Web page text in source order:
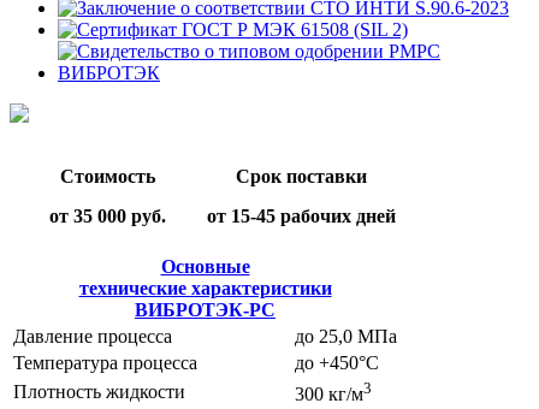
Стоимость
Срок поставки
от 35 000 руб.
от 15-45 рабочих дней
Основные
технические характеристики
ВИБРОТЭК-РС
Давление процесса
до 25,0 МПа
Температура процесса
до +450°С
Плотность жидкости
300 кг/м3